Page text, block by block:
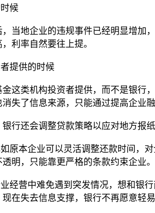
候
当地企业的违规事件已经明显增加
利率自然要往上提。
提供的时候
这类机构投资者提供，而不是银行
失了信息来源，只能通过提高企业
行还会调整贷款策略以应对地方报纸
原本企业可以灵活调整还款时间，
明，只能靠更严格的条款约束企业。
经营中难免遇到突发情况，想和银
在失去信息支撑，银行不再愿意轻